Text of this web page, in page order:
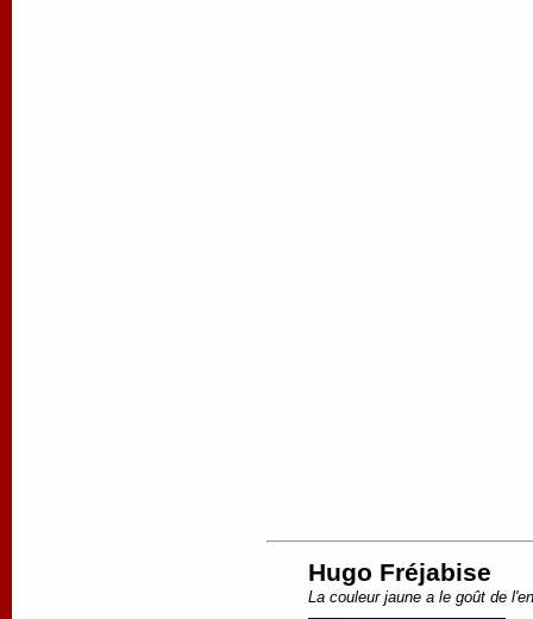
Hugo Fréjabise
La couleur jaune a le goût de